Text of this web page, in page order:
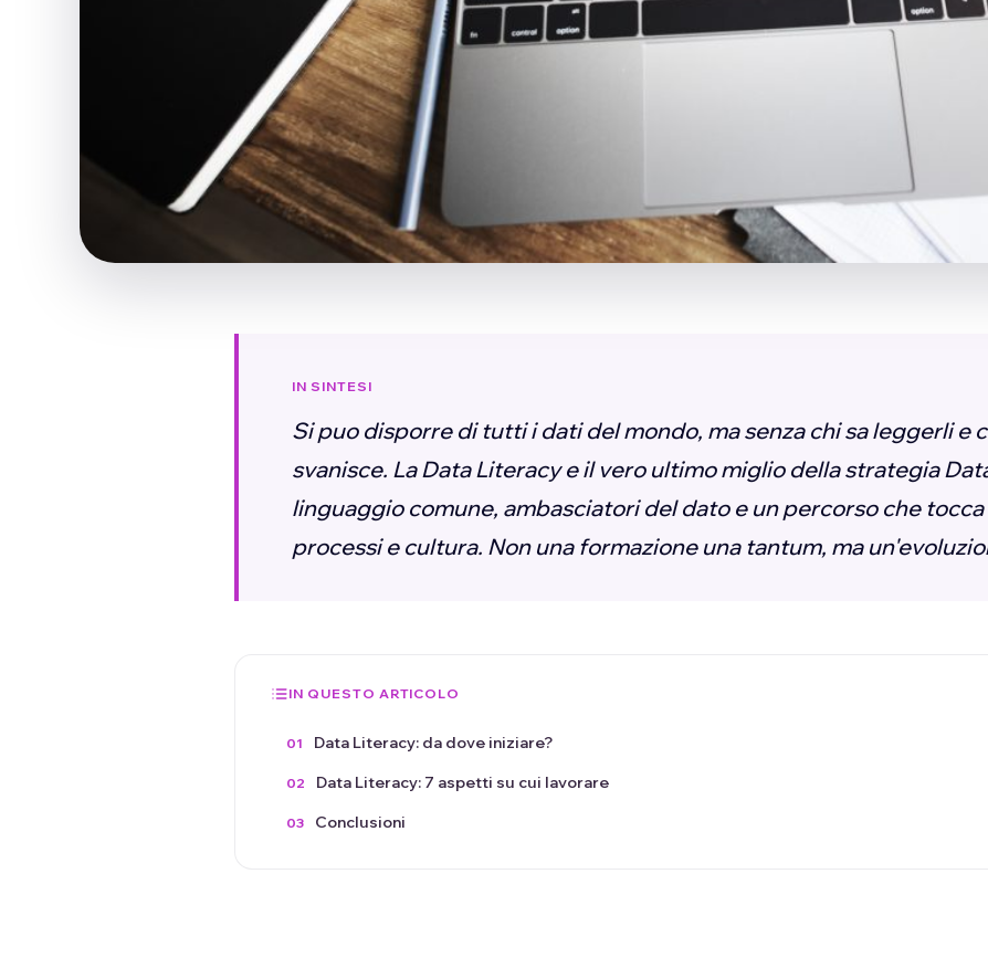
IN SINTESI
Si puo disporre di tutti i dati del mondo, ma senza chi sa leggerli e
svanisce. La Data Literacy e il vero ultimo miglio della strategia
linguaggio comune, ambasciatori del dato e un percorso che
processi e cultura. Non una formazione una tantum, ma
IN QUESTO ARTICOLO
Data Literacy: da dove iniziare?
Data Literacy: 7 aspetti su cui lavorare
Conclusioni